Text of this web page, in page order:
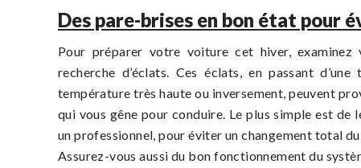
Des pare-brises en bon état pour
Pour préparer votre voiture cet hiver,
recherche d’éclats. Ces éclats, en passant
température très haute ou inversement, peuvent
qui vous gêne pour conduire. Le plus simple est de
un professionnel, pour éviter un changement total
Assurez-vous aussi du bon fonctionnement du